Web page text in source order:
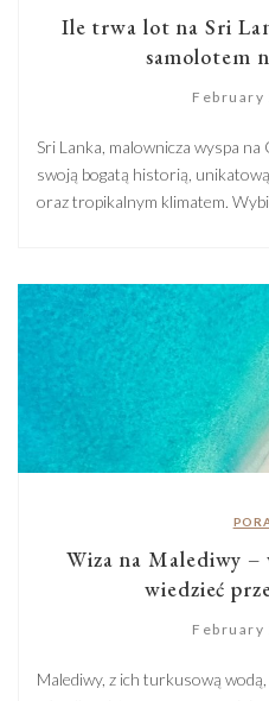
Ile trwa lot na Sri
samolotem
February
Sri Lanka, malownicza wyspa
swoją bogatą historią,
oraz tropikalnym klimatem.
czynników, jego długość jest
które […]
Wiza na Malediwy –
wiedzieć
February
Malediwy, z ich turkusową